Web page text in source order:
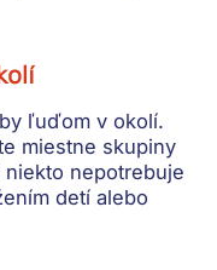
ľuďom v okolí.
miestne skupiny
nepotrebuje
detí alebo